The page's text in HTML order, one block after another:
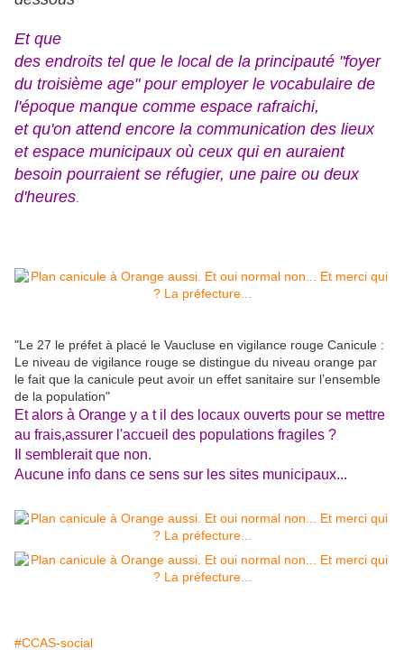
Et que
des endroits tel que le local de la principauté "foyer
du troisième age" pour employer le vocabulaire de
l'époque manque comme espace rafraichi,
et qu'on attend encore la communication des lieux
et espace municipaux où ceux qui en auraient
besoin pourraient se réfugier, une paire ou deux
d'heures
"Le 27 le préfet à placé le Vaucluse en vigilance rouge Canicule :
Le niveau de vigilance rouge se distingue du niveau orange par
le fait que la canicule peut avoir un effet sanitaire sur l’ensemble
de la population"
Et alors à Orange y a t il des locaux ouverts pour se mettre
au frais,assurer l'accueil des populations fragiles ?
Il semblerait que non.
Aucune info dans ce sens sur les sites municipaux...
#CCAS-social